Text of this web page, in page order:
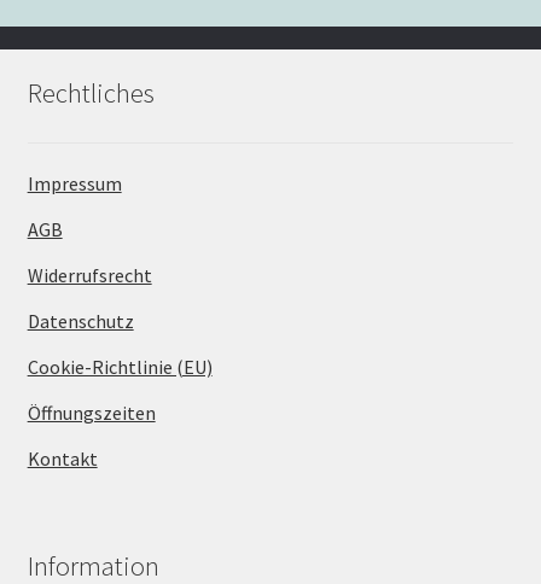
Rechtliches
Impressum
AGB
Widerrufsrecht
Datenschutz
Cookie-Richtlinie (EU)
Öffnungszeiten
Kontakt
Information